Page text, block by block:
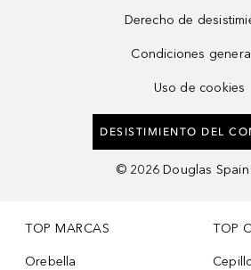
Derecho de
Condiciones
Uso de cookies
DESISTIMIENTO DEL
© 2026 Douglas Spain
TOP MARCAS
Orebella
TOP